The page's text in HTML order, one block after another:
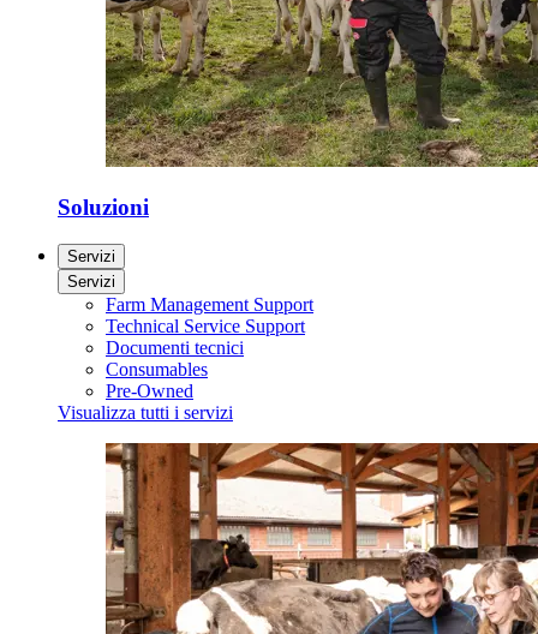
Soluzioni
Servizi
Servizi
Farm Management Support
Technical Service Support
Documenti tecnici
Consumables
Pre-Owned
Visualizza tutti i servizi